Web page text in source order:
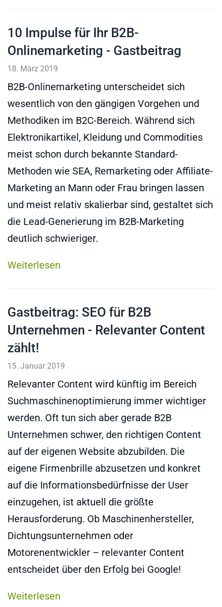
10 Impulse für Ihr B2B-
Onlinemarketing - Gastbeitrag
18. März 2019
B2B-Onlinemarketing unterscheidet sich
wesentlich von den gängigen Vorgehen und
Methodiken im B2C-Bereich. Während sich
Elektronikartikel, Kleidung und Commodities
meist schon durch bekannte Standard-
Methoden wie SEA, Remarketing oder Affiliate-
Marketing an Mann oder Frau bringen lassen
und meist relativ skalierbar sind, gestaltet sich
die Lead-Generierung im B2B-Marketing
deutlich schwieriger.
Weiterlesen
Gastbeitrag: SEO für B2B
Unternehmen - Relevanter Content
zählt!
15. Januar 2019
Relevanter Content wird künftig im Bereich
Suchmaschinenoptimierung immer wichtiger
werden. Oft tun sich aber gerade B2B
Unternehmen schwer, den richtigen Content
auf der eigenen Website abzubilden. Die
eigene Firmenbrille abzusetzen und konkret
auf die Informationsbedürfnisse der User
einzugehen, ist aktuell die größte
Herausforderung. Ob Maschinenhersteller,
Dichtungsunternehmen oder
Motorenentwickler – relevanter Content
entscheidet über den Erfolg bei Google!
Weiterlesen